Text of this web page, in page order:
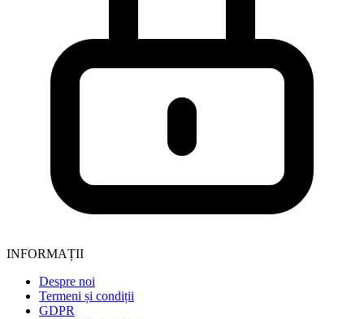
INFORMAȚII
Despre noi
Termeni și condiții
GDPR